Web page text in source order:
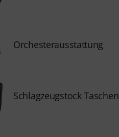
Orchesterausstattung
Schlagzeugstock Taschen